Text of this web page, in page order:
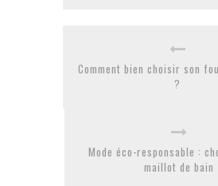
Comment bien choisir son
?
Mode éco-responsable :
maillot de bain